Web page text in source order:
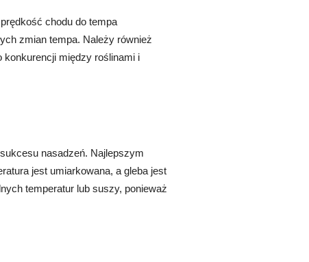
chodu do tempa
zmian tempa. Należy również
konkurencji między roślinami i
nasadzeń. Najlepszym
jest umiarkowana, a gleba jest
temperatur lub suszy, ponieważ